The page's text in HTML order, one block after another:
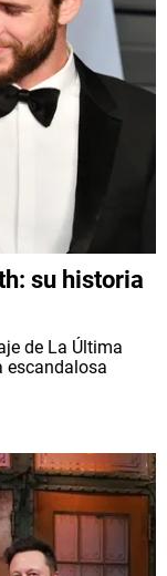
su historia
de La Última
escandalosa